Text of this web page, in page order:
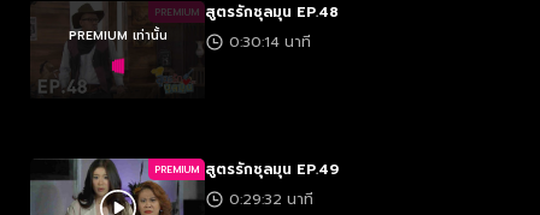
PREMIUM
PREMIUM เท่านั้น
สูตรรักชุลมุน EP.48
0:30:14 นาที
PREMIUM สูตรรักชุลมุน EP.49
0:29:32 นาที